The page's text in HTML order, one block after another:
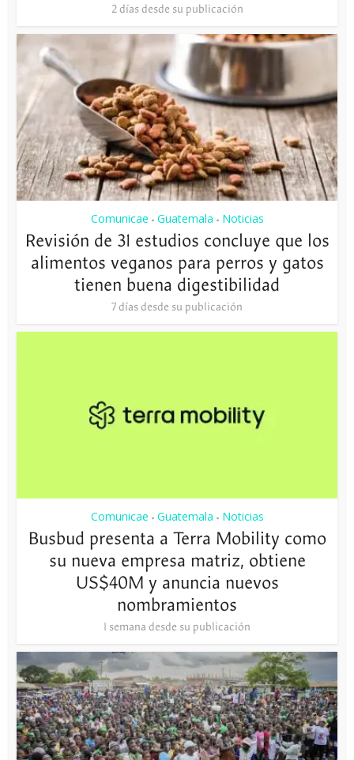
2 días desde su publicación
Comunicae • Guatemala • Noticias
Revisión de 31 estudios concluye que los
alimentos veganos para perros y gatos
tienen buena digestibilidad
7 días desde su publicación
Comunicae • Guatemala • Noticias
Busbud presenta a Terra Mobility como
su nueva empresa matriz, obtiene
US$40M y anuncia nuevos
nombramientos
1 semana desde su publicación